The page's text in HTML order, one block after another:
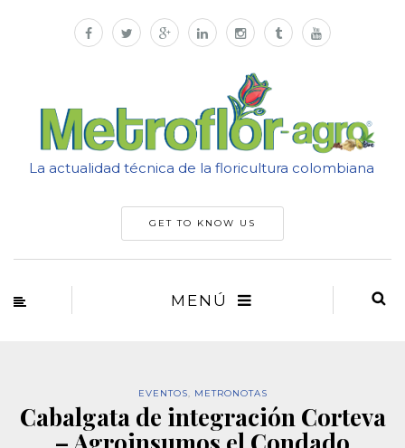
La actualidad técnica de la floricultura colombiana
GET TO KNOW US
MENÚ
EVENTOS, METRONOTAS
Cabalgata de integración Corteva